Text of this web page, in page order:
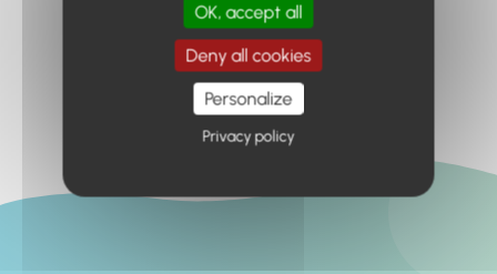
Retour à l'accueil
OK, accept all
Deny all cookies
Personalize
Privacy policy